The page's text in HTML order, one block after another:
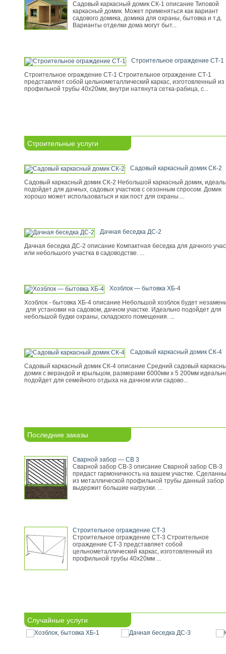
Садовый каркасный домик СК-1 описание Типовой
каркасный домик. Может применяться как вариант
садового домика, домика для охраны, бытовка и т.д.
Варианты отделки дома могут быт...
Строительное ограждение СТ-1
Строительное ограждение СТ-1 Строительное ограждение СТ-1
представляет собой цельнометаллический каркас, изготовленный из
профильной трубы 40х20мм, внутри натянута сетка-рабица, с...
Строительные услуги
Садовый каркасный домик СК-2
Садовый каркасный домик СК-2 Небольшой каркасный домик,
подойдет для дачных, садовых участков с сезонным спросом. Домик
хорошо может использоваться и как пост для охраны....
Дачная беседка ДС-2
Дачная беседка ДС-2 описание Компактная беседка для дачного
или небольшого участка в садоводстве. ...
Хозблок — бытовка ХБ-4
Хозблок - бытовка ХБ-4 описание Небольшой хозблок будет
для установки на садовом, дачном участке. Идеально подойдет для
небольшой будки охраны, складского помещения. ...
Садовый каркасный домик СК-4
Садовый каркасный домик СК-4 описание Средний садовый
домик с верандой и крыльцом, размерами 6000мм х 5 200мм
подойдет для семейного отдыха на дачном или садово...
Последние заказы
Сварной забор — СВ 3
Сварной забор СВ-3 описание Сварной забор СВ-3
придаст гармоничность на вашем участке.
из металлической профильной трубы данный забор
выдержит большие нагрузки. ...
Строительное ограждение СТ-3
Строительное ограждение СТ-3 Строительное
ограждение СТ-3 представляет собой
цельнометаллический каркас, изготовленный из
профильной трубы 40х20мм ...
Случайные услуги